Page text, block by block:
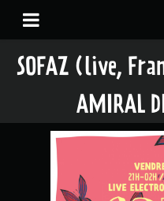
SOFAZ (live,
AMIRAL